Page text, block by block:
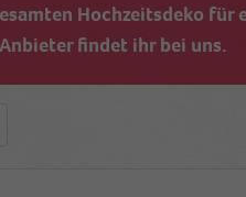
Hochzeitsdeko für
findet ihr bei uns.